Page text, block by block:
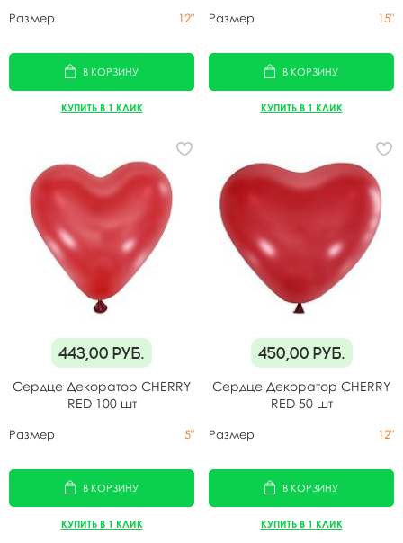
Размер 12"
В КОРЗИНУ
КУПИТЬ В 1 КЛИК
Размер 15"
В КОРЗИНУ
КУПИТЬ В 1 КЛИК
443,00 руб.
Сердце Декоратор CHERRY
RED 100 шт
Размер 5"
В КОРЗИНУ
КУПИТЬ В 1 КЛИК
450,00 руб.
Сердце Декоратор CHERRY
RED 50 шт
Размер 12"
В КОРЗИНУ
КУПИТЬ В 1 КЛИК